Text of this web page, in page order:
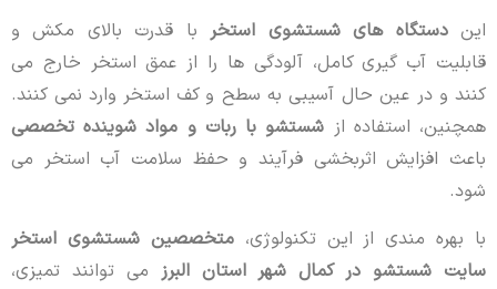
این دستگاه های شستشوی استخربا قدرت بالای مکش و
قابلیت آب گیری کامل، آلودگی ها را از عمق استخر خارج می
کنند و در عین حال آسیبی به سطح و کف استخر وارد نمی کنند.
همچنین، استفاده از شستشو با ربات و مواد شوینده تخصصی
باعث افزایش اثربخشی فرآیند و حفظ سلامت آب استخر می
شود.
با بهره مندی از این تکنولوژی، متخصصین شستشوی استخر
سایت شستشو در کمال شهر استان البرزمی توانند تمیزی،